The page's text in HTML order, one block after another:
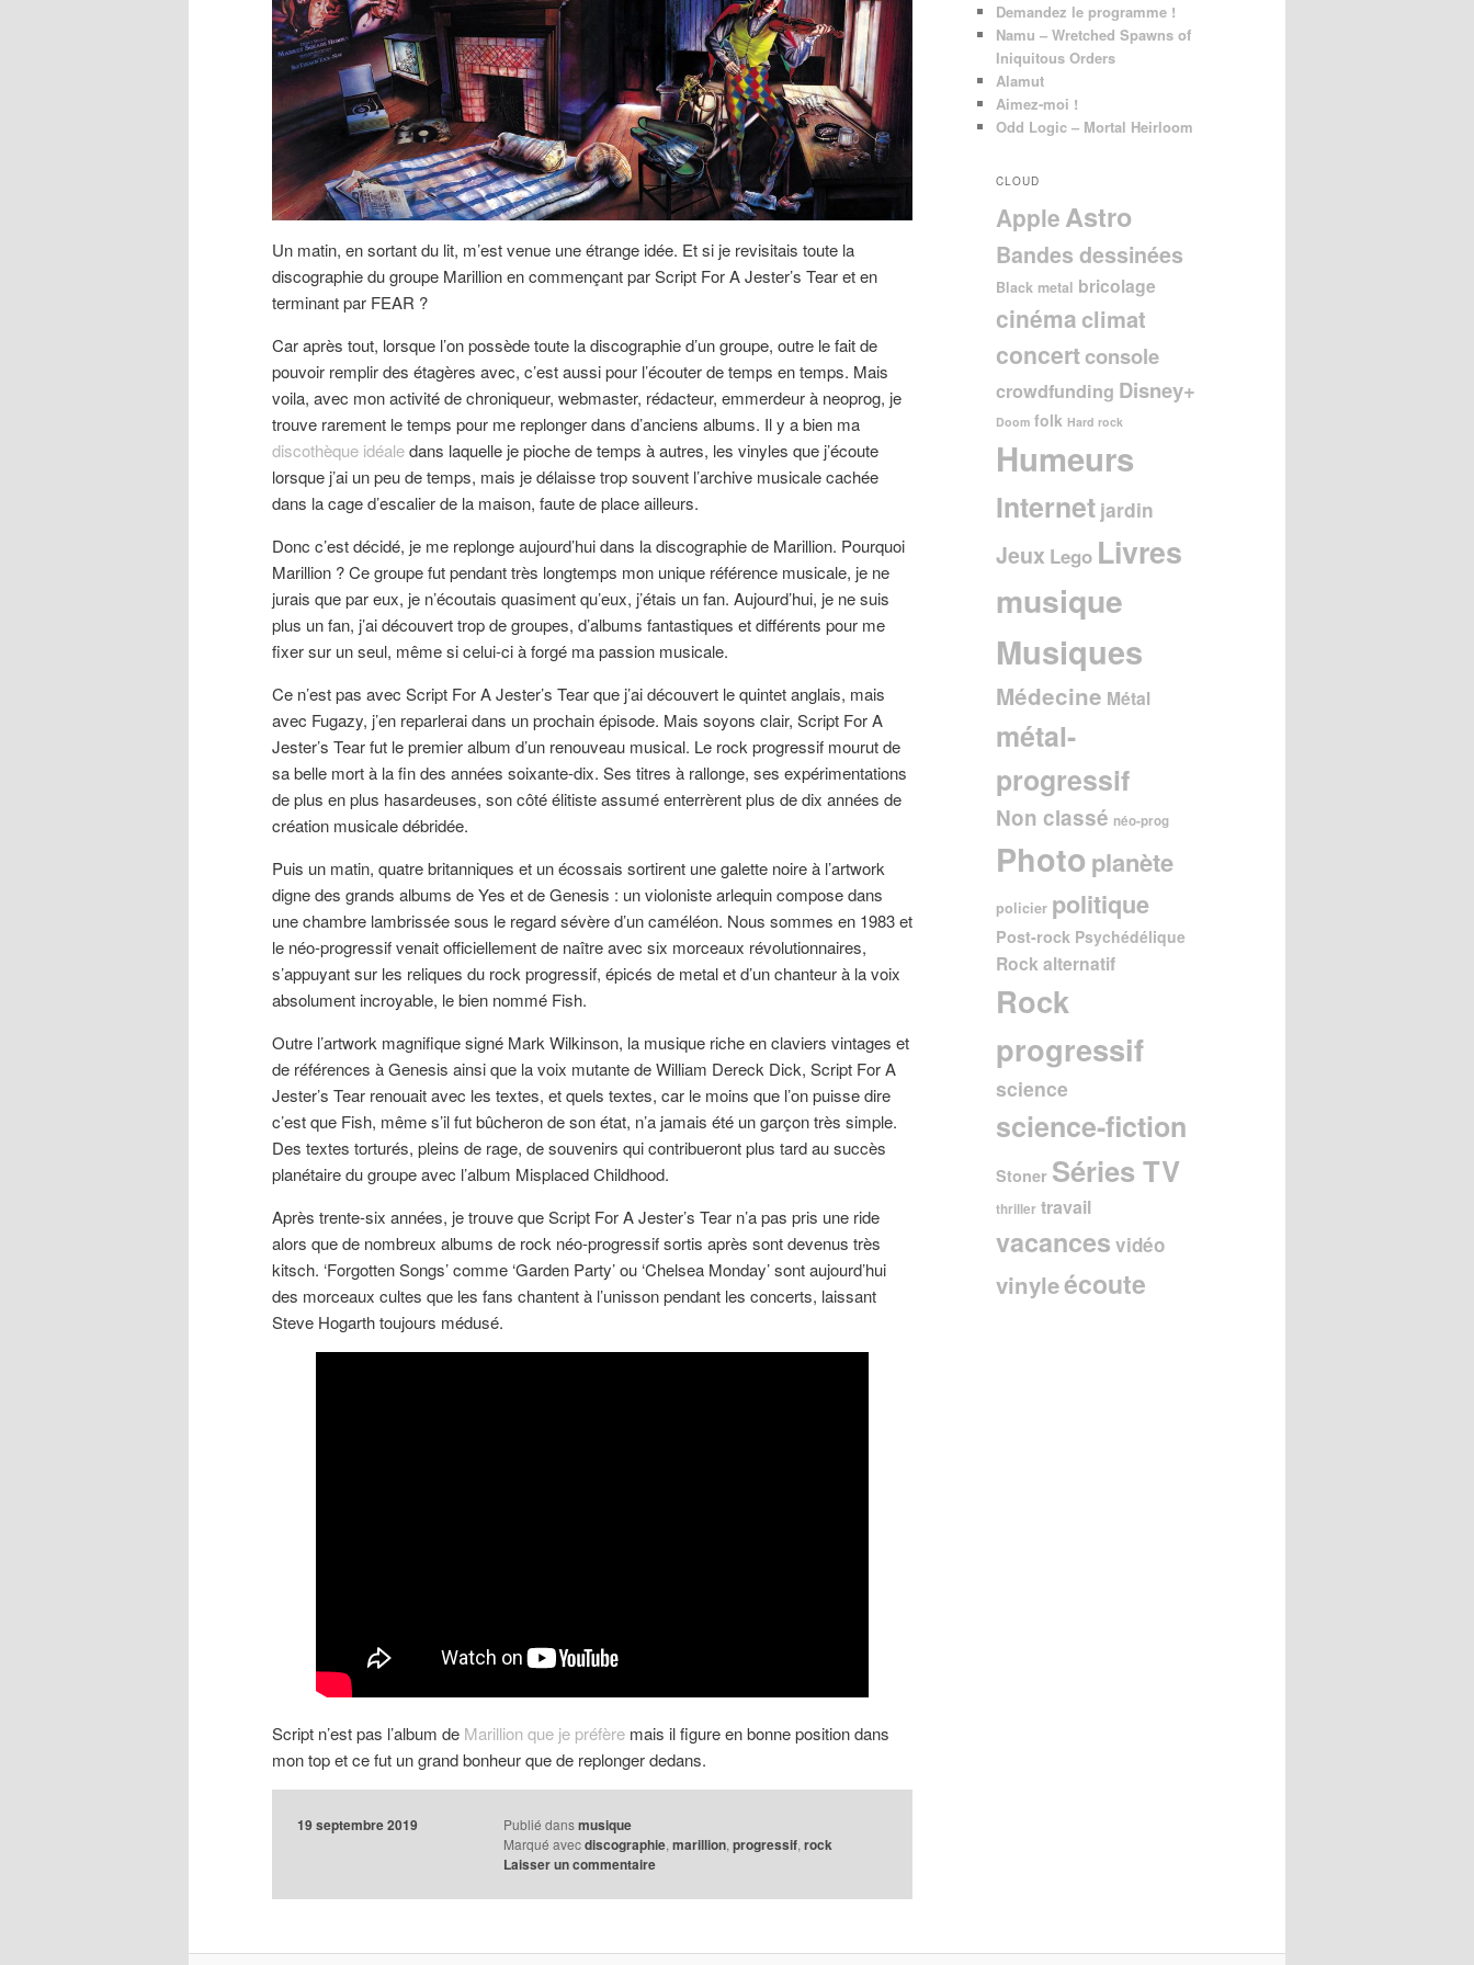
Un matin, en sortant du lit, m’est venue une étrange idée. Et si je revisitais toute la
discographie du groupe Marillion en commençant par Script For A Jester’s Tear et en
terminant par FEAR ?
Car après tout, lorsque l’on possède toute la discographie d’un groupe, outre le fait de
pouvoir remplir des étagères avec, c’est aussi pour l’écouter de temps en temps. Mais
voila, avec mon activité de chroniqueur, webmaster, rédacteur, emmerdeur à neoprog, je
trouve rarement le temps pour me replonger dans d’anciens albums. Il y a bien ma
discothèque idéaledans laquelle je pioche de temps à autres, les vinyles que j’écoute
lorsque j’ai un peu de temps, mais je délaisse trop souvent l’archive musicale cachée
dans la cage d’escalier de la maison, faute de place ailleurs.
Donc c’est décidé, je me replonge aujourd’hui dans la discographie de Marillion. Pourquoi
Marillion ? Ce groupe fut pendant très longtemps mon unique référence musicale, je ne
jurais que par eux, je n’écoutais quasiment qu’eux, j’étais un fan. Aujourd’hui, je ne suis
plus un fan, j’ai découvert trop de groupes, d’albums fantastiques et différents pour me
fixer sur un seul, même si celui-ci à forgé ma passion musicale.
Ce n’est pas avec Script For A Jester’s Tear que j’ai découvert le quintet anglais, mais
avec Fugazy, j’en reparlerai dans un prochain épisode. Mais soyons clair, Script For A
Jester’s Tear fut le premier album d’un renouveau musical. Le rock progressif mourut de
sa belle mort à la fin des années soixante-dix. Ses titres à rallonge, ses expérimentations
de plus en plus hasardeuses, son côté élitiste assumé enterrèrent plus de dix années de
création musicale débridée.
Puis un matin, quatre britanniques et un écossais sortirent une galette noire à l’artwork
digne des grands albums de Yes et de Genesis : un violoniste arlequin compose dans
une chambre lambrissée sous le regard sévère d’un caméléon. Nous sommes en 1983 et
le néo-progressif venait officiellement de naître avec six morceaux révolutionnaires,
s’appuyant sur les reliques du rock progressif, épicés de metal et d’un chanteur à la voix
absolument incroyable, le bien nommé Fish.
Outre l’artwork magnifique signé Mark Wilkinson, la musique riche en claviers vintages et
de références à Genesis ainsi que la voix mutante de William Dereck Dick, Script For A
Jester’s Tear renouait avec les textes, et quels textes, car le moins que l’on puisse dire
c’est que Fish, même s’il fut bûcheron de son état, n’a jamais été un garçon très simple.
Des textes torturés, pleins de rage, de souvenirs qui contribueront plus tard au succès
planétaire du groupe avec l’album Misplaced Childhood.
Après trente-six années, je trouve que Script For A Jester’s Tear n’a pas pris une ride
alors que de nombreux albums de rock néo-progressif sortis après sont devenus très
kitsch. ‘Forgotten Songs’ comme ‘Garden Party’ ou ‘Chelsea Monday’ sont aujourd’hui
des morceaux cultes que les fans chantent à l’unisson pendant les concerts, laissant
Steve Hogarth toujours médusé.
Script n’est pas l’album de Marillion que je préfère mais il figure en bonne position dans
mon top et ce fut un grand bonheur que de replonger dedans.
19 septembre 2019 Publié dans musique
Marqué avec discographie,marillion,progressif,rock
Laisser un commentaire
Demandez le programme !
Namu – Wretched Spawns of
Iniquitous Orders
Alamut
Aimez-moi !
Odd Logic – Mortal Heirloom
CLOUD
Apple Astro
Bandes dessinées
Black metal bricolage
cinéma climat
concertconsole
crowdfunding Disney+
Doom folk Hard rock
Humeurs
Internet jardin
Jeux Lego Livres
musique
Musiques
Médecine Métal
métal-
progressif
Non classé néo-prog
Photo planète
policier politique
Post-rock Psychédélique
Rock alternatif
Rock
progressif
science
science-fiction
Stoner Séries TV
thriller travail
vacances vidéo
vinyleécoute